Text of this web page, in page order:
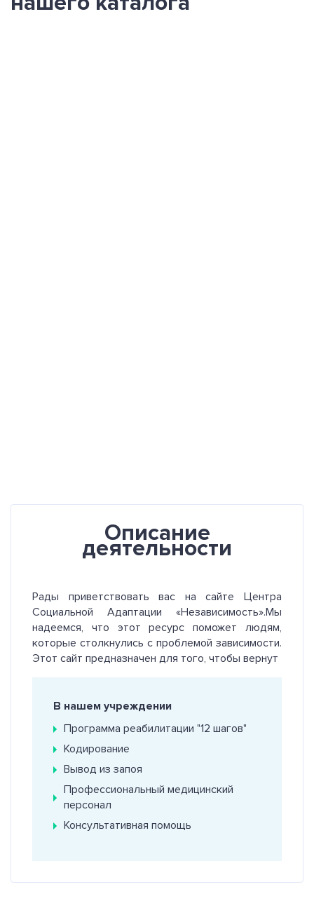
Описание
деятельности
Рады приветствовать вас на сайте Центра
Социальной Адаптации «Независимость».Мы
надеемся, что этот ресурс поможет людям,
которые столкнулись с проблемой зависимости.
Этот сайт предназначен для того, чтобы вернут
В нашем учреждении
Программа реабилитации "12 шагов"
Кодирование
Вывод из запоя
Профессиональный медицинский
персонал
Консультативная помощь